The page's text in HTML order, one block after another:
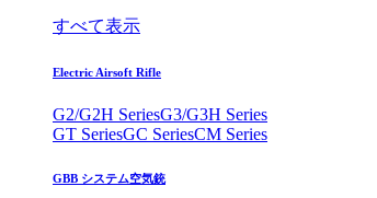
すべて表示
Electric Airsoft Rifle
G2/G2H SeriesG3/G3H Series
GT SeriesGC SeriesCM Series
GBB システム空気銃